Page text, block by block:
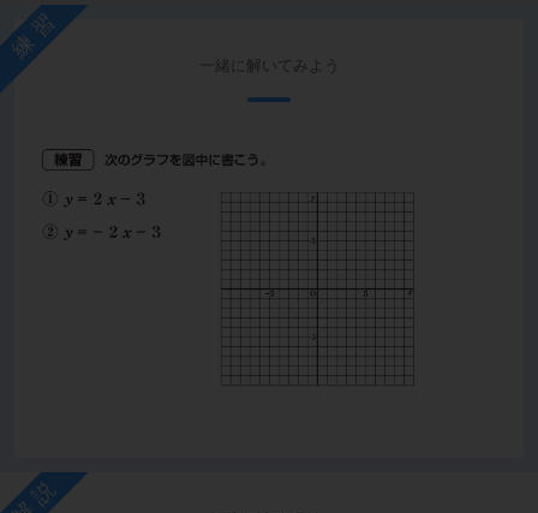
練習
一緒に解いてみよう
解説